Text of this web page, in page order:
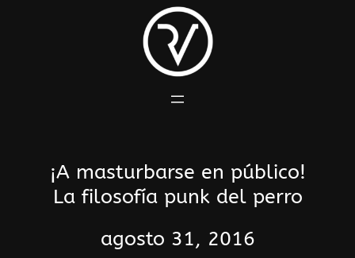
¡A masturbarse en público!
La filosofía punk del perro
agosto 31, 2016